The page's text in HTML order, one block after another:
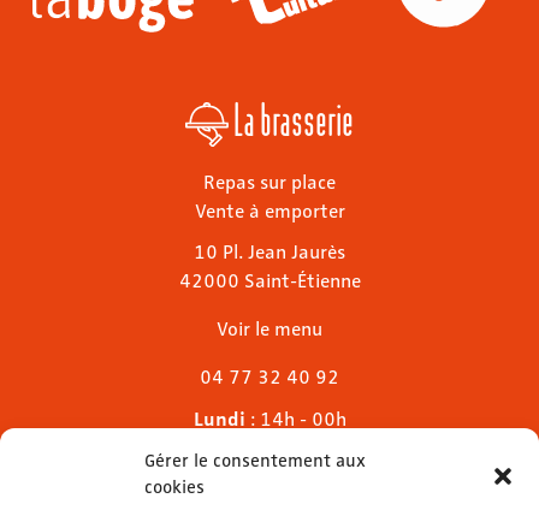
Gérer le consentement aux
cookies
La brasserie
Repas sur place
Vente à emporter
10 Pl. Jean Jaurès
42000 Saint-Étienne
Voir le menu
04 77 32 40 92
Lundi : 14h - 00h
Mardi & mercredi
Jeudi